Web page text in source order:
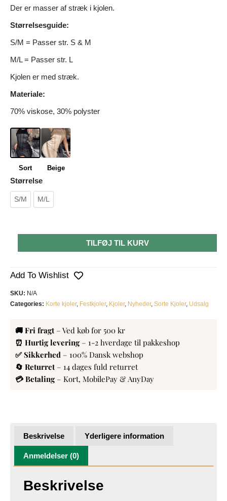
Der er masser af stræk i kjolen.
Størrelsesguide:
S/M = Passer str. S & M
M/L = Passer str. L
Kjolen er med stræk.
Materiale:
70% viskose, 30% polyster
Sort Beige
Størrelse
S/M M/L
TILFØJ TIL KURV
Add To Wishlist
SKU: N/A
Categories: Korte kjoler, Festkjoler, Kjoler, Nyheder, Sorte Kjoler, Udsalg
🚚 Fri fragt – Ved køb for 500 kr
⏰ Hurtig levering – 1-2 hverdage til pakkeshop
✅ Sikkerhed – 100% Dansk webshop
🔄 Returret – 14 dages fuld returret
💳 Betaling – Kort, MobilePay & AnyDay
Beskrivelse Yderligere information
Anmeldelser (0)
Beskrivelse